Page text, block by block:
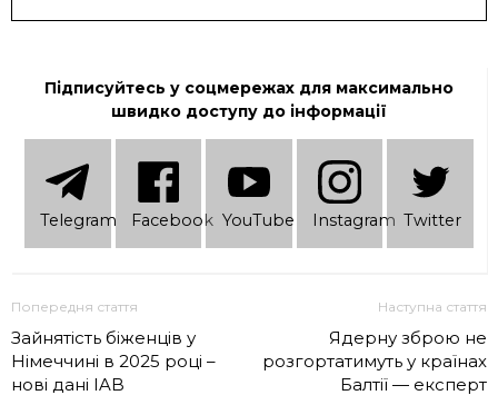
Підписуйтесь у соцмережах для максимально
швидко доступу до інформації
Telеgram Facebook YouTube Instagram Twitter
Попередня стаття
Зайнятість біженців у
Німеччині в 2025 році –
нові дані IAB
Наступна стаття
Ядерну зброю не
розгортатимуть у країнах
Балтії — експерт